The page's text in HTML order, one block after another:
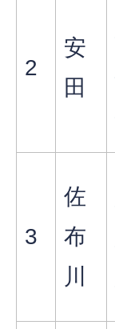
2
安
田
3
佐
布
川